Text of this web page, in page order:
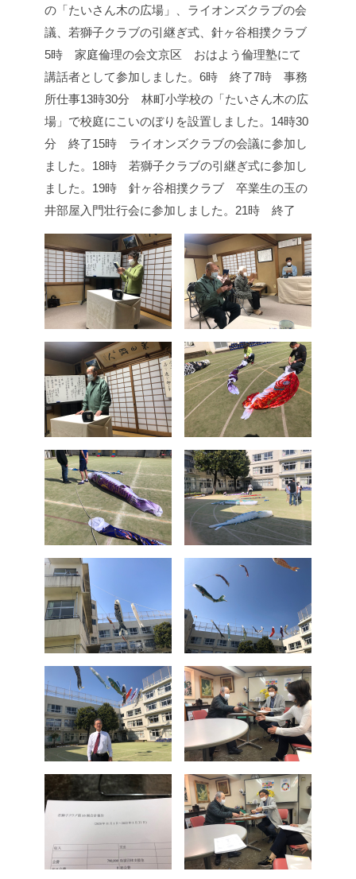
の「たいさん木の広場」、ライオンズクラブの会
議、若獅子クラブの引継ぎ式、針ヶ谷相撲クラブ
5時 家庭倫理の会文京区 おはよう倫理塾にて
講話者として参加しました。 6時 終了7時 事務
所仕事13時30分 林町小学校の「たいさん木の広
場」で校庭にこいのぼりを設置しました。 14時30
分 終了15時 ライオンズクラブの会議に参加し
ました。 18時 若獅子クラブの引継ぎ式に参加し
ました。 19時 針ヶ谷相撲クラブ 卒業生の玉の
井部屋入門壮行会に参加しました。 21時 終了